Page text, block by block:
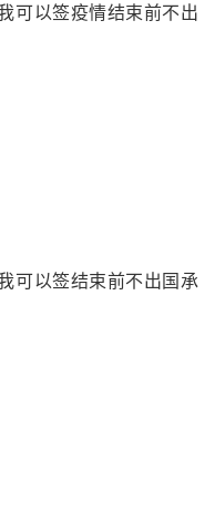
可以签疫情结束前不出
可以签结束前不出国承